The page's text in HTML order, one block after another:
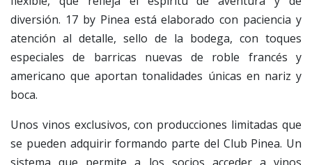
diversión. 17 by Pinea está elaborado con paciencia y
atención al detalle, sello de la bodega, con toques
especiales de barricas nuevas de roble francés y
americano que aportan tonalidades únicas en nariz y
boca.
Unos vinos exclusivos, con producciones limitadas que
se pueden adquirir formando parte del Club Pinea. Un